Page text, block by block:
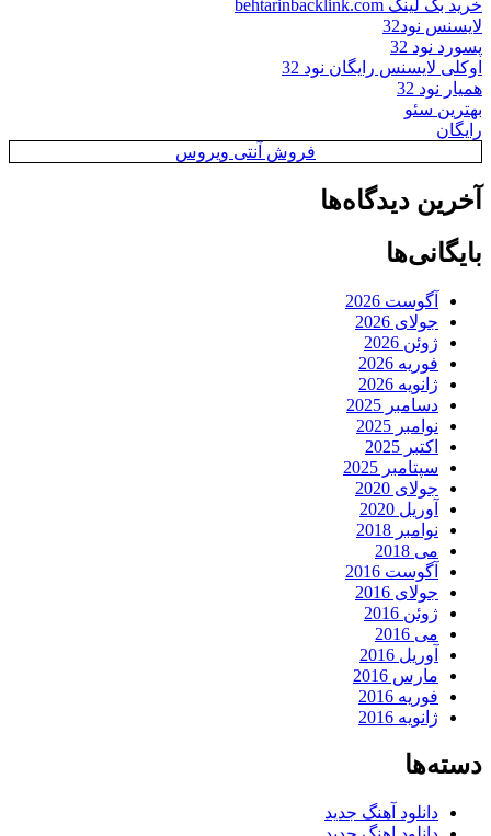
خرید بک لینک behtarinbacklink.com
لایسنس نود32
پسورد نود 32
اوکلی لایسنس رایگان نود 32
همیار نود 32
بهترین سئو
رایگان
فروش آنتی ویروس
آخرین دیدگاه‌ها
بایگانی‌ها
آگوست 2026
جولای 2026
ژوئن 2026
فوریه 2026
ژانویه 2026
دسامبر 2025
نوامبر 2025
اکتبر 2025
سپتامبر 2025
جولای 2020
آوریل 2020
نوامبر 2018
می 2018
آگوست 2016
جولای 2016
ژوئن 2016
می 2016
آوریل 2016
مارس 2016
فوریه 2016
ژانویه 2016
دسته‌ها
دانلود آهنگ جدید